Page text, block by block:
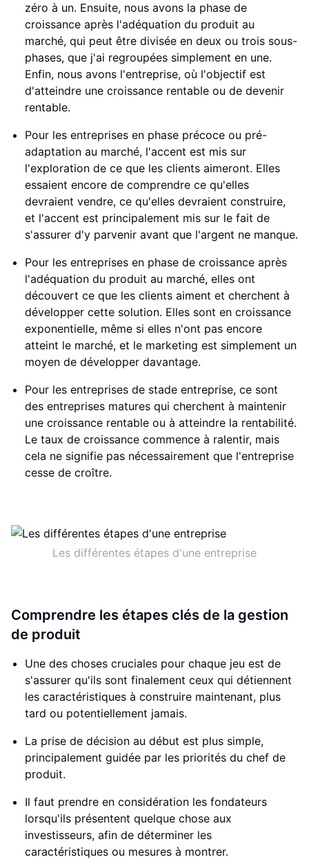
zéro à un. Ensuite, nous avons la phase de
croissance après l'adéquation du produit au
marché, qui peut être divisée en deux ou trois sous-
phases, que j'ai regroupées simplement en une.
Enfin, nous avons l'entreprise, où l'objectif est
d'atteindre une croissance rentable ou de devenir
rentable.
Pour les entreprises en phase précoce ou pré-
adaptation au marché, l'accent est mis sur
l'exploration de ce que les clients aimeront. Elles
essaient encore de comprendre ce qu'elles
devraient vendre, ce qu'elles devraient construire,
et l'accent est principalement mis sur le fait de
s'assurer d'y parvenir avant que l'argent ne manque.
Pour les entreprises en phase de croissance après
l'adéquation du produit au marché, elles ont
découvert ce que les clients aiment et cherchent à
développer cette solution. Elles sont en croissance
exponentielle, même si elles n'ont pas encore
atteint le marché, et le marketing est simplement un
moyen de développer davantage.
Pour les entreprises de stade entreprise, ce sont
des entreprises matures qui cherchent à maintenir
une croissance rentable ou à atteindre la rentabilité.
Le taux de croissance commence à ralentir, mais
cela ne signifie pas nécessairement que l'entreprise
cesse de croître.
Les différentes étapes d'une entreprise
Comprendre les étapes clés de la gestion
de produit
Une des choses cruciales pour chaque jeu est de
s'assurer qu'ils sont finalement ceux qui détiennent
les caractéristiques à construire maintenant, plus
tard ou potentiellement jamais.
La prise de décision au début est plus simple,
principalement guidée par les priorités du chef de
produit.
Il faut prendre en considération les fondateurs
lorsqu'ils présentent quelque chose aux
investisseurs, afin de déterminer les
caractéristiques ou mesures à montrer.